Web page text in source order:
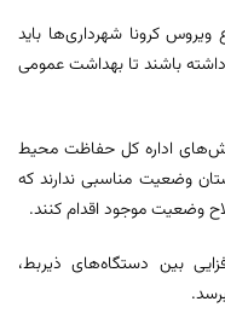
کرونا شهرداری‌ها باید
باشند تا بهداشت عمومی
اداره کل حفاظت محیط
وضعیت مناسبی ندارند که
وضعیت موجود اقدام کنند.
بین دستگاه‌های ذیربط،